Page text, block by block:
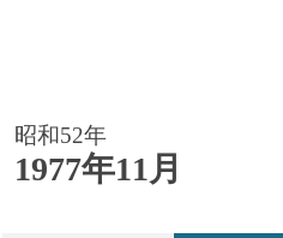
昭和52年
1977年11月